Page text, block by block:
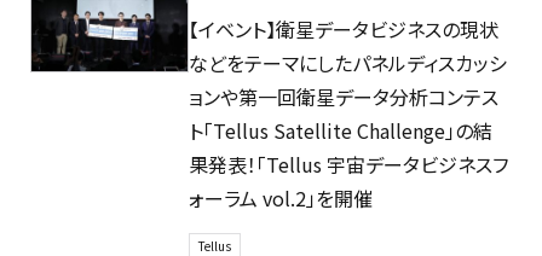
【イベント】衛星データビジネスの現状
などをテーマにしたパネルディスカッシ
ョンや第一回衛星データ分析コンテス
ト「Tellus Satellite Challenge」の結
果発表！「Tellus 宇宙データビジネスフ
ォーラム vol.2」を開催
Tellus